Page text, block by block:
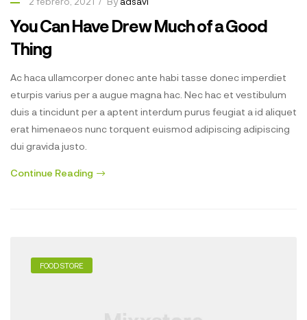
You Can Have Drew Much of a Good
Thing
Ac haca ullamcorper donec ante habi tasse donec imperdiet
eturpis varius per a augue magna hac. Nec hac et vestibulum
duis a tincidunt per a aptent interdum purus feugiat a id aliquet
erat himenaeos nunc torquent euismod adipiscing adipiscing
dui gravida justo.
Continue Reading
FOOD STORE